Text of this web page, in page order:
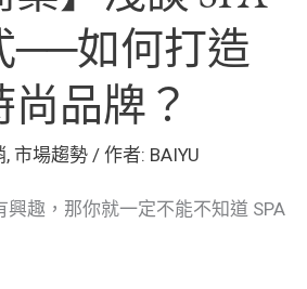
──如何打造
品牌？
, 市場趨勢 / 作者: BAIYU
趣，那你就一定不能不知道 SPA